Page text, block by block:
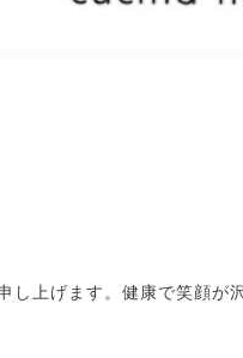
上げます。健康で笑顔が